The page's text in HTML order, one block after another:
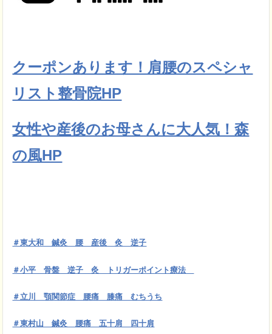
クーポンあります！肩腰のスペシャ
リスト整骨院HP
女性や産後のお母さんに大人気！森
の風HP
＃東大和 鍼灸 腰 産後 灸 逆子
＃小平 骨盤 逆子 灸 トリガーポイント療法
＃立川 顎関節症 腰痛 膝痛 むちうち
＃東村山 鍼灸 腰痛 五十肩 四十肩